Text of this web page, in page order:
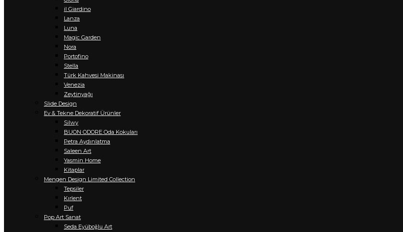
il Giardino
Lanza
Luna
Magic Garden
Nora
Portofino
Stella
Türk Kahvesi Makinası
Venezia
Zeytinyağı
Slide Design
Ev & Tekne Dekoratif Ürünler
Silwy
BUON ODORE Oda Kokuları
Petra Aydınlatma
Saleen Art
Yasmin Home
Kitaplar
Mengen Design Limited Collection
Tepsiler
Kırlent
Puf
Pop Art Sanat
Seda Eyüboğlu Art